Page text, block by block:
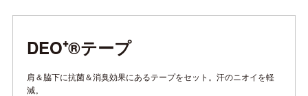
DEO⁺®テープ
肩＆脇下に抗菌＆消臭効果にあるテープをセット。汗のニオイを軽
減。